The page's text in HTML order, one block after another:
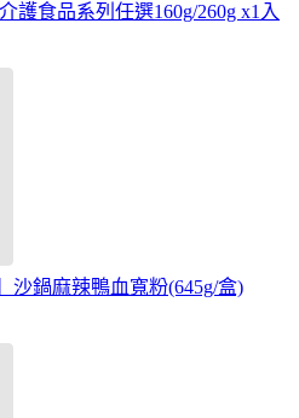
護食品系列任選160g/260g x1入
沙鍋麻辣鴨血寬粉(645g/盒)